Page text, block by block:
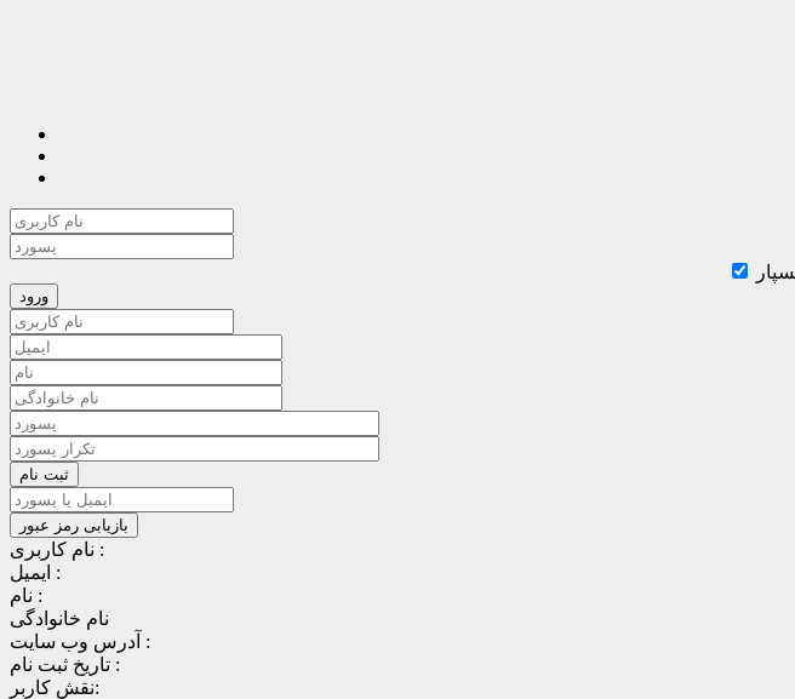
نام کاربری :
ایمیل :
نام :
نام خانوادگی
آدرس وب سایت :
تاریخ ثبت نام :
نقش کاربر: